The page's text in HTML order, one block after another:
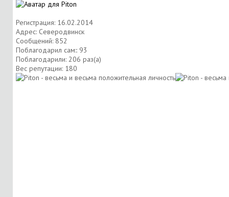
Регистрация: 16.02.2014
Адрес: Северодвинск
Сообщений: 852
Поблагодарил сам:: 93
Поблагодарили: 206 раз(а)
Вес репутации: 180